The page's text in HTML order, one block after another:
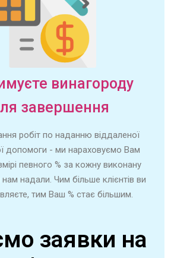
винагороду
завершення
робіт по наданню віддаленої
допомоги - ми нараховуємо Вам
певного % за кожну виконану
надали. Чим більше клієнтів ви
тим Ваш % стає більшим.
заявки на